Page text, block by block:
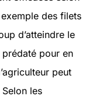
des filets
d’atteindre le
pour en
peut
les